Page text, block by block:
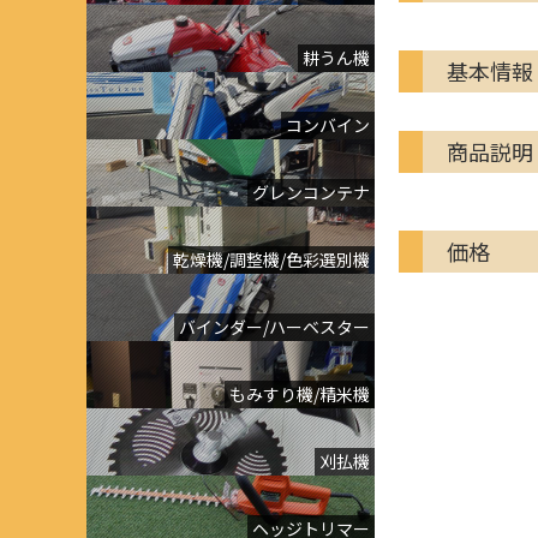
耕うん機
コンバイン
グレンコンテナ
乾燥機/調整機/色彩選別機
バインダー/ハーベスター
もみすり機/精米機
刈払機
ヘッジトリマー
基本情報
商品説明
価格